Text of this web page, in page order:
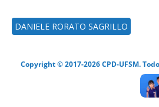
DANIELE RORATO SAGRILLO
Copyright © 2017-2026 CPD-UFSM.